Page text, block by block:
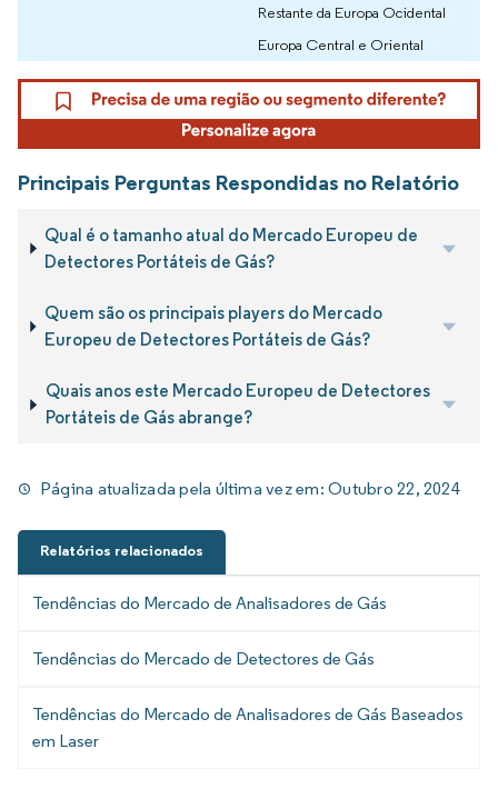
Restante da Europa Ocidental
Europa Central e Oriental
Principais Perguntas Respondidas no Relatório
Qual é o tamanho atual do Mercado Europeu de
Detectores Portáteis de Gás?
Quem são os principais players do Mercado
Europeu de Detectores Portáteis de Gás?
Quais anos este Mercado Europeu de Detectores
Portáteis de Gás abrange?
Página atualizada pela última vez em:Outubro 22, 2024
Relatórios relacionados
Tendências do Mercado de Analisadores de Gás
Tendências do Mercado de Detectores de Gás
Tendências do Mercado de Analisadores de Gás Baseados
em Laser